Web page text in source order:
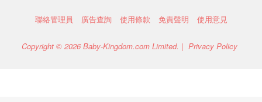
聯絡管理員 廣告查詢 使用條款 免責聲明 使用意見
Copyright © 2026 Baby-Kingdom.com Limited. | Privacy Policy